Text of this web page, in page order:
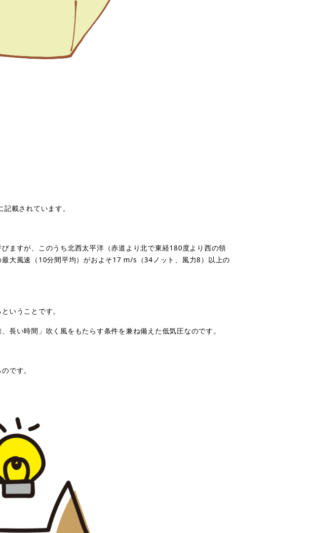
載されています。
ますが、このうち北西太平洋（赤道より北で東経180度より西の領
大風速（ 10分間平均）がおよそ17 m/s （34 ノット、風力8）以上の
いうことです。
長い時間」吹く風をもたらす条件を兼ね備えた低気圧なのです。
です。